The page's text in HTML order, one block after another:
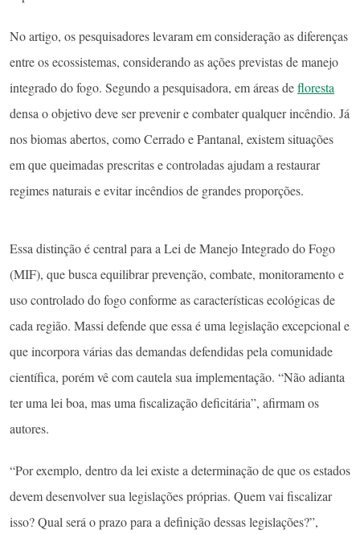
No artigo, os pesquisadores levaram em consideração as diferenças
entre os ecossistemas, considerando as ações previstas de manejo
integrado do fogo. Segundo a pesquisadora, em áreas defloresta
densa o objetivo deve ser prevenir e combater qualquer incêndio. Já
nos biomas abertos, como Cerrado e Pantanal, existem situações
em que queimadas prescritas e controladas ajudam a restaurar
regimes naturais e evitar incêndios de grandes proporções.
Essa distinção é central para a Lei de Manejo Integrado do Fogo
(MIF), que busca equilibrar prevenção, combate, monitoramento e
uso controlado do fogo conforme as características ecológicas de
cada região. Massi defende que essa é uma legislação excepcional e
que incorpora várias das demandas defendidas pela comunidade
científica, porém vê com cautela sua implementação. “Não adianta
ter uma lei boa, mas uma fiscalização deficitária”, afirmam os
autores.
“Por exemplo, dentro da lei existe a determinação de que os estados
devem desenvolver sua legislações próprias. Quem vai fiscalizar
isso? Qual será o prazo para a definição dessas legislações?”,